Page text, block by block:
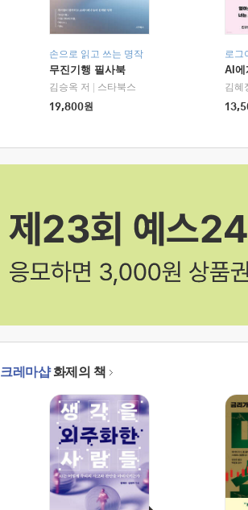
손으로 읽고 쓰는 명작
무진기행 필사북
김승옥 저
스타북스
19,800원
로그
AI에
김혜
크레마샵화제의 책